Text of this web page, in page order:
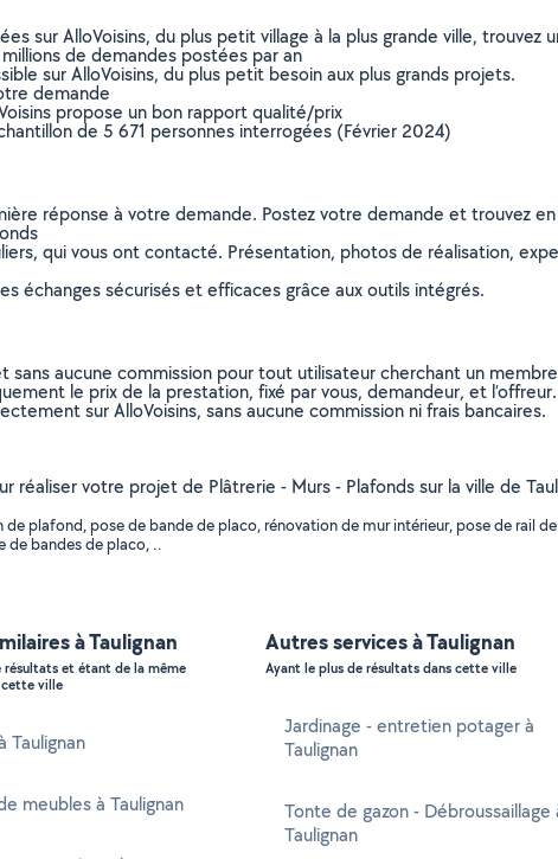
sur AlloVoisins, du plus petit village à la plus grande ville, trouvez
de demandes postées par an
sur AlloVoisins, du plus petit besoin aux plus grands projets.
demande
propose un bon rapport qualité/prix
de 5 671 personnes interrogées (Février 2024)
réponse à votre demande. Postez votre demande et trouvez
qui vous ont contacté. Présentation, photos de réalisation,
échanges sécurisés et efficaces grâce aux outils intégrés.
aucune commission pour tout utilisateur cherchant un
le prix de la prestation, fixé par vous, demandeur, et l’offreur.
sur AlloVoisins, sans aucune commission ni frais bancaires.
réaliser votre projet de Plâtrerie - Murs - Plafonds sur la ville de
plafond, pose de bande de placo, rénovation de mur intérieur, pose de rail
de bandes de placo, ..
à Taulignan
résultats et étant de la même
ville
Taulignan
meubles à Taulignan
Autres services à Taulignan
Ayant le plus de résultats dans cette ville
Jardinage - entretien potager à
Taulignan
Tonte de gazon - Débroussaillage
Taulignan